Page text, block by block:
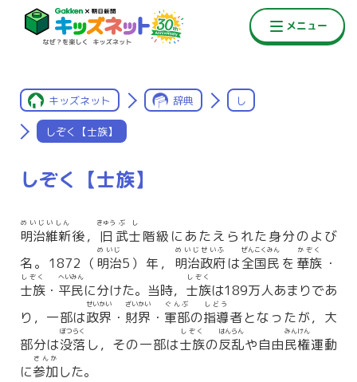
キッズネット 辞典 し
しぞく【士族】
しぞく【士族】
明治維新
めいじいしん
後， 旧
きゅう
武士
ぶし
階級にあたえられた身分のよび
名。1872（ 明治
めいじ
5）年， 明治政府
めいじせいふ
は全国民
ぜんこくみん
を 華族
かぞく
・
士族
しぞく
・ 平民
へいみん
に分けた。当時， 士族
しぞく
は189万人あまりであ
り，一部は政界
せいかい
・ 財界
ざいかい
・ 軍部
ぐんぶ
の指導
しどう
者となったが，大
部分は没落
ぼつらく
し，その一部は士族
しぞく
の反乱
はんらん
や自由民権
みんけん
運動
に参加
さんか
した。